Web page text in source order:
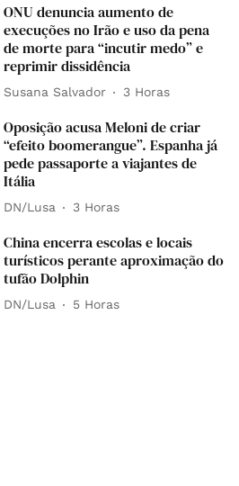
ONU denuncia aumento de
execuções no Irão e uso da pena
de morte para “incutir medo” e
reprimir dissidência
Susana Salvador 3 Horas
Oposição acusa Meloni de criar
“efeito boomerangue”. Espanha já
pede passaporte a viajantes de
Itália
DN/Lusa 3 Horas
China encerra escolas e locais
turísticos perante aproximação do
tufão Dolphin
DN/Lusa 5 Horas